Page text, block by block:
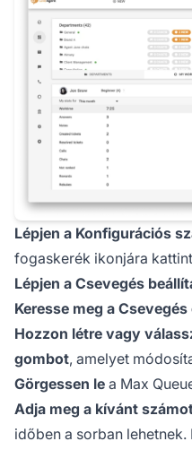
Lépjen a Konfigurációs
fogaskerék ikonjára
Lépjen a Csevegés
Keresse meg a
Hozzon létre vagy
gombot, amelyet
Görgessen le a Max
Adja meg a kívánt
időben a sorban lehetnek.